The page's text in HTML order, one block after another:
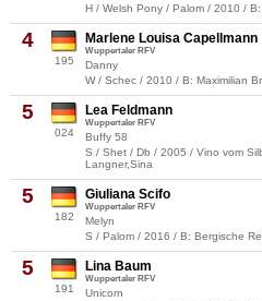
H / Welsh Pony / Palom / 2010 /
4
195
Marlene Louisa Capellmann
Wuppertaler RFV
Danny
W / Schec / 2010 / B: Maximilian
5
024
Lea Feldmann
Wuppertaler RFV
Buffy 58
S / Shet / Db / 2005 / Vino vom
Langner,Sina
5
182
Giuliana Scifo
Wuppertaler RFV
Melyn
S / Palom / 2016 / B: Bergische
5
191
Lina Baum
Wuppertaler RFV
Unicorn